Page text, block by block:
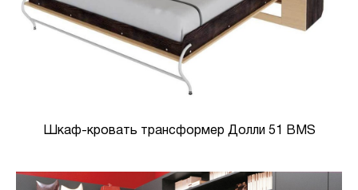
Шкаф-кровать трансформер Долли 51 BMS